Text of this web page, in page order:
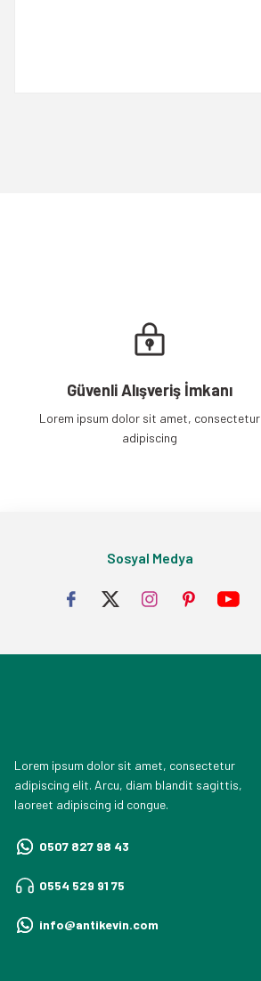
Güvenli Alışveriş İmkanı
Lorem ipsum dolor sit amet, consectetur
adipiscing
Sosyal Medya
Lorem ipsum dolor sit amet, consectetur
adipiscing elit. Arcu, diam blandit sagittis,
laoreet adipiscing id congue.
0507 827 98 43
0554 529 91 75
info@antikevin.com